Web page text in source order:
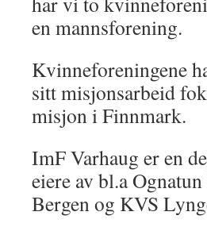
en mannsforening.
Kvinneforeningene
sitt misjonsarbeid
misjon i Finnmark.
ImF Varhaug er en
eiere av bl.a
Bergen og KVS